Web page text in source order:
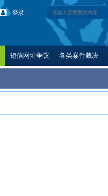
登录
短信网址争议 各类案件裁决